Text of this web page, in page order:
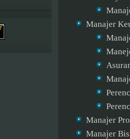
Manajer
Manajer
Manajer